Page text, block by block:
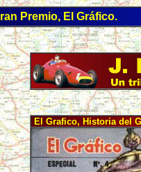
Premio, El Gráfico.
El Grafico, Historia del